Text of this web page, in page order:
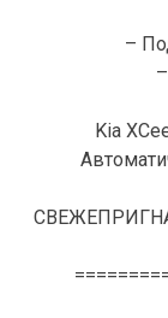
–
Kia